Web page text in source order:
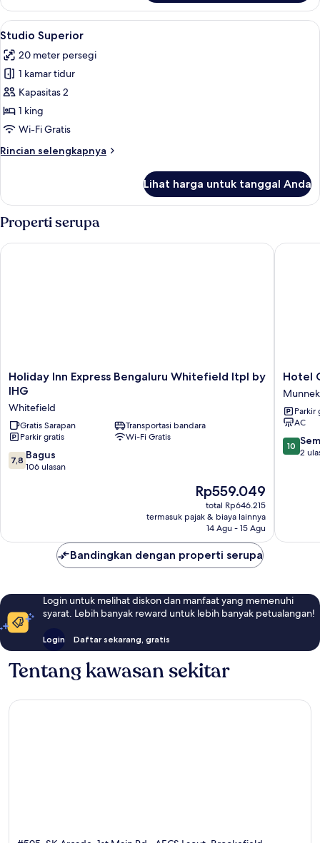
Kamar
Double
atau
Eksekutif
Lihat
semua
foto
untuk
Studio
Superior
Studio Superior | Seprai Frette Italia,
7
Studio Superior
20 meter persegi
1 kamar tidur
Kapasitas 2
1 king
Wi-Fi Gratis
Rincian selengkapnya
Rincian
Studio
Superior
Lihat harga untuk tanggal Anda
Properti serupa
Holiday
Inn
Bengaluru
Whitefield
Itpl
by
IHG
Holiday Inn Express Bengaluru Whitefield Itpl by
IHG
Whitefield
Gratis Sarapan
Transportasi bandara
Parkir gratis
Wi-Fi Gratis
7.8
dari
7,8 Bagus
106 ulasan
Harga
sekarang
Rp559.049
Rp559.049
total Rp646.215
termasuk pajak & biaya lainnya
14 Agu - 15 Agu
Holiday Inn Express Bengaluru Whitefield Itpl by IHG
Hotel
Grand
Kasturi
Hotel
Parkir
AC
10.0
dari
10
2
Hotel
Bandingkan dengan properti serupa
Login untuk melihat diskon dan manfaat yang memenuhi
syarat. Lebih banyak reward untuk lebih banyak petualangan!
Login Daftar sekarang, gratis
Tentang kawasan sekitar